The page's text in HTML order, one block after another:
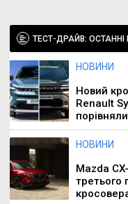
ТЕСТ-ДРАЙВ: ОСТАННІ
НОВИНИ
Новий
Renault
НОВИНИ
Mazda
третього